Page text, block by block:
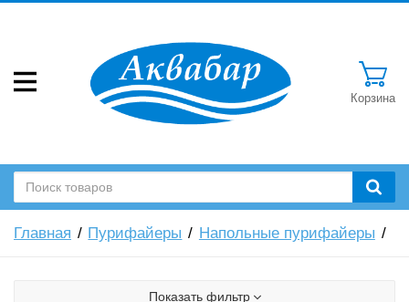
Корзина
Главная Пурифайеры Напольные пурифайеры
Показать фильтр